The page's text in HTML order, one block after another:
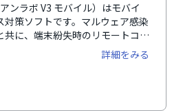
ンラボ V3 モバイル）はモバイ
対策ソフトです。マルウェア感染
共に、端末紛失時のリモートコン
さらに、不正課金・悪性アプリの
き、多角的にデバイスを保護しま
詳細をみる